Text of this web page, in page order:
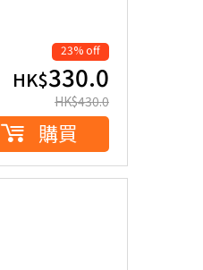
23% off
HK$330.0
HK$430.0
購買